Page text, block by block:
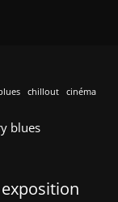
chillout cinéma
blues
exposition